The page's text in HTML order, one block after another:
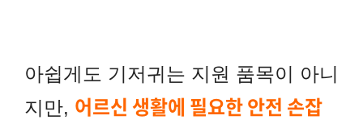
아쉽게도 기저귀는 지원 품목이 아니
지만, 어르신 생활에 필요한 안전 손잡